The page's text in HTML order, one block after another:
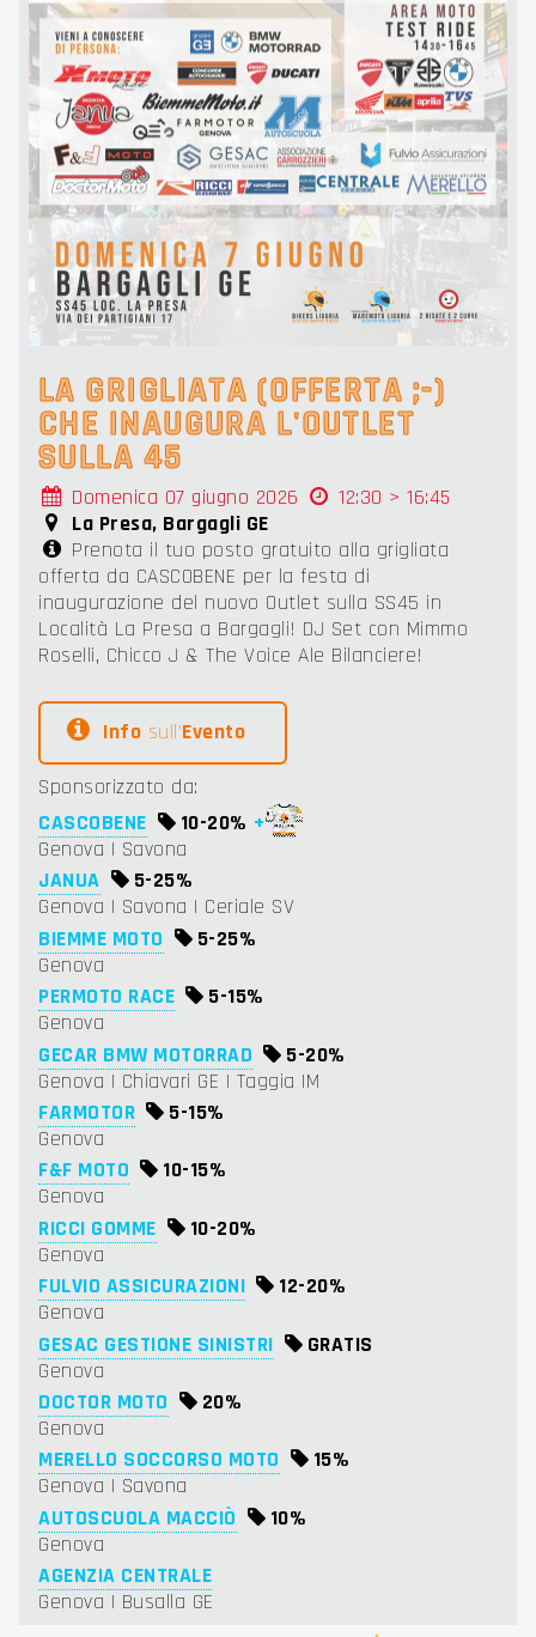
LA GRIGLIATA (OFFERTA ;-)
CHE INAUGURA L'OUTLET
SULLA 45
Domenica 07 giugno 2026
12:30 > 16:45
La Presa, Bargagli GE
Prenota il tuo posto gratuito alla grigliata
offerta da CASCOBENE per la festa di
inaugurazione del nuovo Outlet sulla SS45 in
Località La Presa a Bargagli! DJ Set con Mimmo
Roselli, Chicco J & The Voice Ale Bilanciere!
Info sull'Evento
Sponsorizzato da:
CASCOBENE
10-20% +
Genova | Savona
JANUA
5-25%
Genova | Savona | Ceriale SV
BIEMME MOTO
5-25%
Genova
PERMOTO RACE
5-15%
Genova
GECAR BMW MOTORRAD
5-20%
Genova | Chiavari GE | Taggia IM
FARMOTOR
5-15%
Genova
F&F MOTO
10-15%
Genova
RICCI GOMME
10-20%
Genova
FULVIO ASSICURAZIONI
12-20%
Genova
GESAC GESTIONE SINISTRI
GRATIS
Genova
DOCTOR MOTO
20%
Genova
MERELLO SOCCORSO MOTO
15%
Genova | Savona
AUTOSCUOLA MACCIÒ
10%
Genova
AGENZIA CENTRALE
Genova | Busalla GE